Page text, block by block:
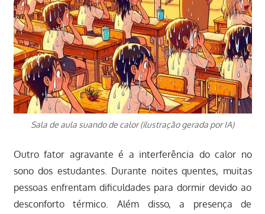
Sala de aula suando de calor (ilustração gerada por IA)
Outro fator agravante é a interferência do calor no
sono dos estudantes. Durante noites quentes, muitas
pessoas enfrentam dificuldades para dormir devido ao
desconforto térmico. Além disso, a presença de